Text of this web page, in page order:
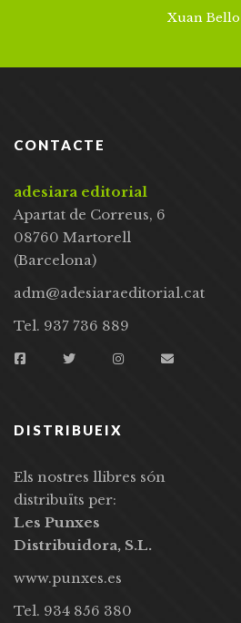
Xuan Bello
CONTACTE
adesiara editorial
Apartat de Correus, 6
08760 Martorell
(Barcelona)
adm@adesiaraeditorial.cat
Tel. 937 736 889
DISTRIBUEIX
Els nostres llibres són
distribuïts per:
Les Punxes
Distribuidora, S.L.
www.punxes.es
Tel. 934 856 380